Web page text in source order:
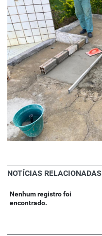
NOTÍCIAS RELACIONADAS
Nenhum registro foi
encontrado.